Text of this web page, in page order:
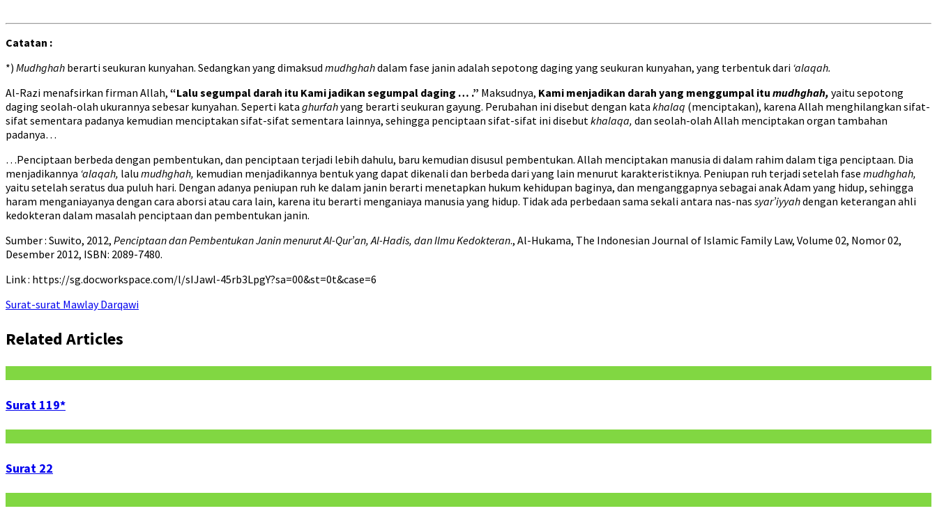
Catatan :
*) Mudhghah berarti seukuran kunyahan. Sedangkan yang dimaksud mudhghahdalam fase janin adalah sepotong daging yang seukuran kunyahan, yang terbentuk dari ‘alaqah.
Al-Razi menafsirkan firman Allah, “Lalu segumpal darah itu Kami jadikan segumpal daging … .” Maksudnya, Kami menjadikan darah yang menggumpal itu mudhghah, yaitu sepotong
daging seolah-olah ukurannya sebesar kunyahan. Seperti kata ghurfahyang berarti seukuran gayung. Perubahan ini disebut dengan kata khalaq (menciptakan), karena Allah menghilangkan sifat-
sifat sementara padanya kemudian menciptakan sifat-sifat sementara lainnya, sehingga penciptaan sifat-sifat ini disebut khalaqa, dan seolah-olah Allah menciptakan organ tambahan
padanya…
…Penciptaan berbeda dengan pembentukan, dan penciptaan terjadi lebih dahulu, baru kemudian disusul pembentukan. Allah menciptakan manusia di dalam rahim dalam tiga penciptaan. Dia
menjadikannya ‘alaqah, lalu mudhghah, kemudian menjadikannya bentuk yang dapat dikenali dan berbeda dari yang lain menurut karakteristiknya. Peniupan ruh terjadi setelah fase mudhghah,
yaitu setelah seratus dua puluh hari. Dengan adanya peniupan ruh ke dalam janin berarti menetapkan hukum kehidupan baginya, dan menganggapnya sebagai anak Adam yang hidup, sehingga
haram menganiayanya dengan cara aborsi atau cara lain, karena itu berarti menganiaya manusia yang hidup. Tidak ada perbedaan sama sekali antara nas-nas syar’iyyahdengan keterangan ahli
kedokteran dalam masalah penciptaan dan pembentukan janin.
Sumber : Suwito, 2012, Penciptaan dan Pembentukan Janin menurut Al-Qur’an, Al-Hadis, dan Ilmu Kedokteran., Al-Hukama, The Indonesian Journal of Islamic Family Law, Volume 02, Nomor 02,
Desember 2012, ISBN: 2089-7480.
Link : https://sg.docworkspace.com/l/sIJawl-45rb3LpgY?sa=00&st=0t&case=6
Surat-surat Mawlay Darqawi
Related Articles
Surat 119*
Surat 22